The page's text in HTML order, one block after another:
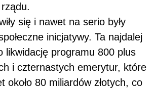
się i nawet na serio były
inicjatywy. Ta najdalej
likwidację programu 800 plus
i czternastych emerytur, które
około 80 miliardów złotych, co